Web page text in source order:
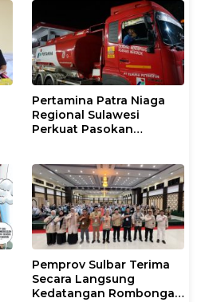
Pangkep
Pertamina Patra Niaga
Regional Sulawesi
Perkuat Pasokan
Pemprov Sulbar Terima
Secara Langsung
Kedatangan Rombongan